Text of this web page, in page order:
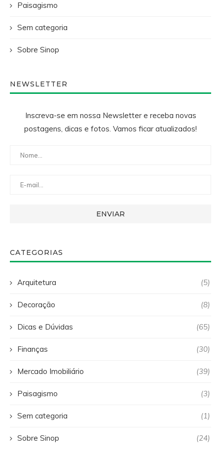
Paisagismo
Sem categoria
Sobre Sinop
NEWSLETTER
Inscreva-se em nossa Newsletter e receba novas
postagens, dicas e fotos. Vamos ficar atualizados!
CATEGORIAS
Arquitetura (5)
Decoração (8)
Dicas e Dúvidas (65)
Finanças (30)
Mercado Imobiliário (39)
Paisagismo (3)
Sem categoria (1)
Sobre Sinop (24)